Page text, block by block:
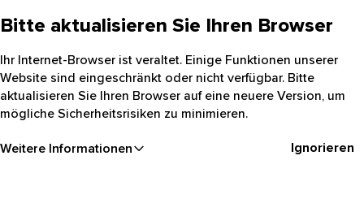
Bitte aktualisieren Sie Ihren Browser
Ihr Internet-Browser ist veraltet. Einige Funktionen unserer
Website sind eingeschränkt oder nicht verfügbar. Bitte
aktualisieren Sie Ihren Browser auf eine neuere Version, um
mögliche Sicherheitsrisiken zu minimieren.
Weitere Informationen Ignorieren